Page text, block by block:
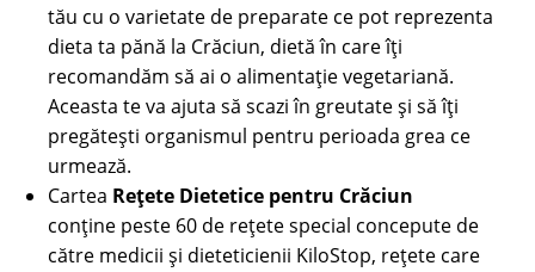
tău cu o varietate de preparate ce pot reprezenta
dieta ta pănă la Crăciun, dietă în care îți
recomandăm să ai o alimentație vegetariană.
Aceasta te va ajuta să scazi în greutate și să îți
pregătești organismul pentru perioada grea ce
urmează.
Cartea Rețete Dietetice pentru Crăciun
conține peste 60 de rețete special concepute de
către medicii și dieteticienii KiloStop, rețete care